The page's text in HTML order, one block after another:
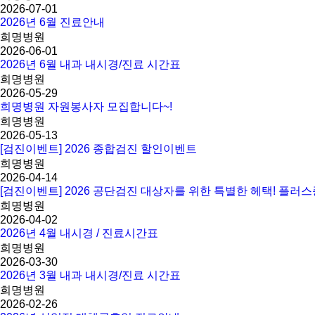
2026-07-01
2026년 6월 진료안내
희명병원
2026-06-01
2026년 6월 내과 내시경/진료 시간표
희명병원
2026-05-29
희명병원 자원봉사자 모집합니다~!
희명병원
2026-05-13
[검진이벤트] 2026 종합검진 할인이벤트
희명병원
2026-04-14
[검진이벤트] 2026 공단검진 대상자를 위한 특별한 헤택! 플러스
희명병원
2026-04-02
2026년 4월 내시경 / 진료시간표
희명병원
2026-03-30
2026년 3월 내과 내시경/진료 시간표
희명병원
2026-02-26